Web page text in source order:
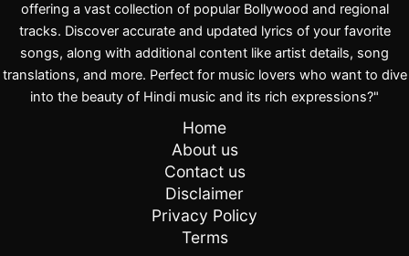
offering a vast collection of popular Bollywood and regional
tracks. Discover accurate and updated lyrics of your favorite
songs, along with additional content like artist details, song
translations, and more. Perfect for music lovers who want to dive
into the beauty of Hindi music and its rich expressions?"
Home
About us
Contact us
Disclaimer
Privacy Policy
Terms